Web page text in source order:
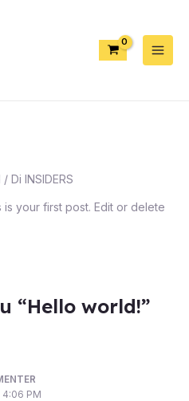
/ Di INSIDERS
your first post. Edit or delete
“Hello world!”
4:06 PM